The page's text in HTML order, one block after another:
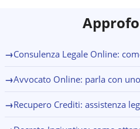
→Consulenza Legale Online:
→Avvocato Online: parla con
→Recupero Crediti: assistenza